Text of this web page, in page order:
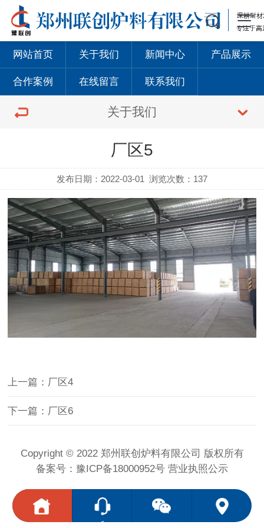
网站首页 关于我们 新闻中心 产品展示
合作案例 在线留言 联系我们
关于我们
厂区5
发布日期：2022-03-01 浏览次数：137
上一篇：厂区4
下一篇：厂区6
Copyright © 2022 郑州联创炉料有限公司 版权所有
备案号： 豫ICP备18000952号 营业执照公示
<